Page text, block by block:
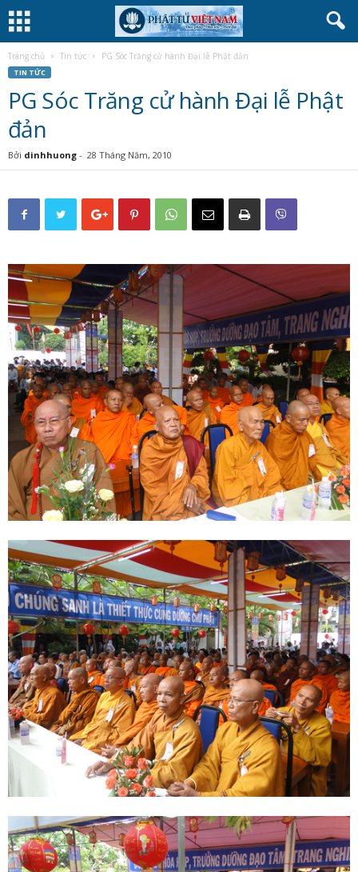
Trang chủ Tin tức PG Sóc Trăng cử hành Đại lễ Phật đản
TIN TỨC
PG Sóc Trăng cử hành Đại lễ Phật
đản
Bởi dinhhuong - 28 Tháng Năm, 2010